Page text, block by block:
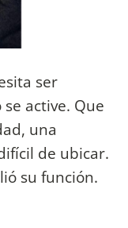
ser
active. Que
una
de ubicar.
su función.